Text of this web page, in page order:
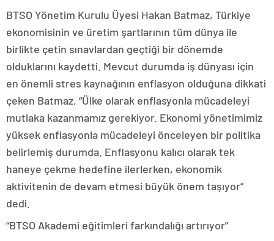
BTSO Yönetim Kurulu Üyesi Hakan Batmaz, Türkiye
ekonomisinin ve üretim şartlarının tüm dünya ile
birlikte çetin sınavlardan geçtiği bir dönemde
olduklarını kaydetti. Mevcut durumda iş dünyası için
en önemli stres kaynağının enflasyon olduğuna dikkati
çeken Batmaz, “Ülke olarak enflasyonla mücadeleyi
mutlaka kazanmamız gerekiyor. Ekonomi yönetimimiz
yüksek enflasyonla mücadeleyi önceleyen bir politika
belirlemiş durumda. Enflasyonu kalıcı olarak tek
haneye çekme hedefine ilerlerken, ekonomik
aktivitenin de devam etmesi büyük önem taşıyor”
dedi.
“BTSO Akademi eğitimleri farkındalığı artırıyor”